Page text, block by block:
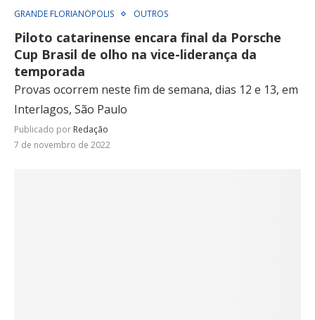
GRANDE FLORIANÓPOLIS OUTROS
Piloto catarinense encara final da Porsche
Cup Brasil de olho na vice-liderança da
temporada
Provas ocorrem neste fim de semana, dias 12 e 13, em
Interlagos, São Paulo
Publicado por Redação
7 de novembro de 2022